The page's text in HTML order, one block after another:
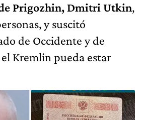
Prigozhin, Dmitri Utkin,
y suscitó
de Occidente y de
Kremlin pueda estar